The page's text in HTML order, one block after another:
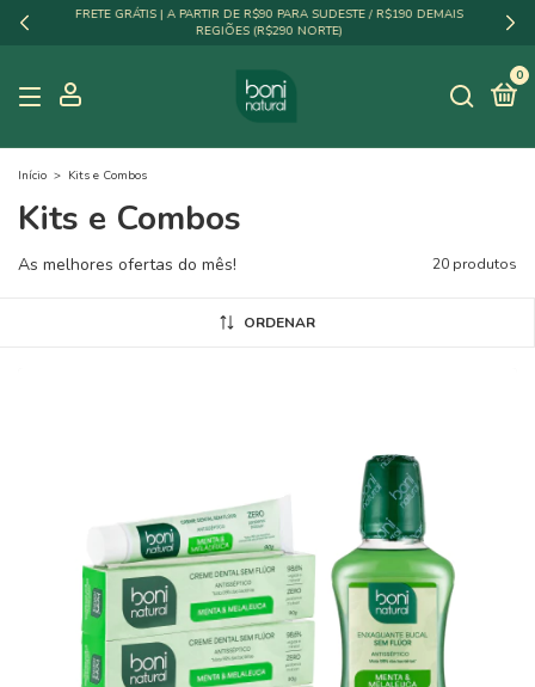
FRETE GRÁTIS | A PARTIR DE R$90 PARA SUDESTE / R$190 DEMAIS
REGIÕES (R$290 NORTE)
0
Início > Kits e Combos
Kits e Combos
As melhores ofertas do mês! 20 produtos
ORDENAR